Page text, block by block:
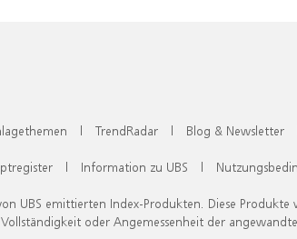
| TrendRadar | Blog & Newsletter
| Information zu UBS |
UBS emittierten Index-Produkten. Diese
oder Angemessenheit der